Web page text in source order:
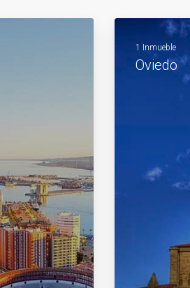
1 Inmueble
Oviedo